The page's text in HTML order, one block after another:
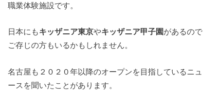
職業体験施設です。
日本にもキッザニア東京やキッザニア甲子園があるので
ご存じの方もいるかもしれません。
名古屋も２０２０年以降のオープンを目指しているニュ
ースを聞いたことがあります。